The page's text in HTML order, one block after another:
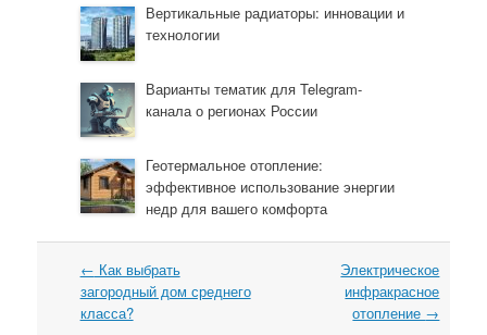
Вертикальные радиаторы: инновации и
технологии
Варианты тематик для Telegram-
канала о регионах России
Геотермальное отопление:
эффективное использование энергии
недр для вашего комфорта
Навигация
← Как выбрать
загородный дом среднего
класса?
Электрическое
инфракрасное
отопление →